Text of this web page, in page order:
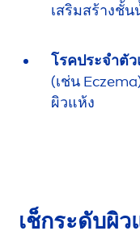
เสริมสร้างชั้
โรคประจำตั
(เช่น
ผิวแห้ง
เช็กระดับผิว